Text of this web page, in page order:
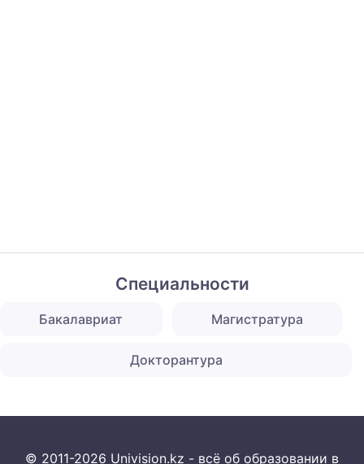
Специальности
Бакалавриат Магистратура
Докторантура
© 2011-2026 Univision.kz - всё об образовании в